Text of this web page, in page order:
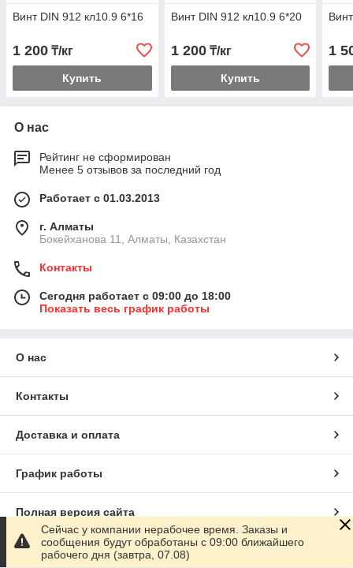
Винт DIN 912 кл10.9 6*16
1 200 ₸/кг
Купить
Винт DIN 912 кл10.9 6*20
1 200₸/кг
Купить
1
О нас
Рейтинг не сформирован
Менее 5 отзывов за последний год
Работает с 01.03.2013
г. Алматы
Бокейханова 11, Алматы, Казахстан
Контакты
Сегодня работает с 09:00 до 18:00
Показать весь график работы
О нас
Контакты
Доставка и оплата
График работы
Полная версия сайта
Сайт создан на маркетплейсеSatu.kz
Сейчас у компании нерабочее время. Заказы и
сообщения будут обработаны с 09:00 ближайшего
рабочего дня (завтра, 07.08)